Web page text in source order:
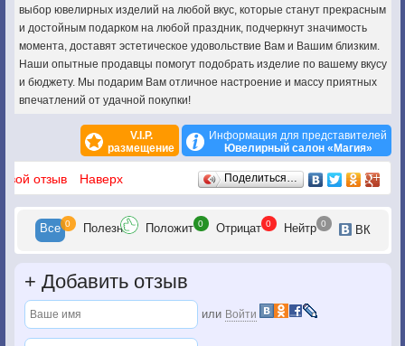
выбор ювелирных изделий на любой вкус, которые станут прекрасным
и достойным подарком на любой праздник, подчеркнут значимость
момента, доставят эстетическое удовольствие Вам и Вашим близким.
Наши опытные продавцы помогут подобрать изделие по вашему вкусу
и бюджету. Мы подарим Вам отличное настроение и массу приятных
впечатлений от удачной покупки!
V.I.P.
размещение
Информация для представителей
Ювелирный салон «Магия»
Отзывы
отзыв Наверх Поделиться…
Все 0 Полезн Положит 0 Отрицат 0 Нейтр 0 ВК
+ Добавить отзыв
или Войти